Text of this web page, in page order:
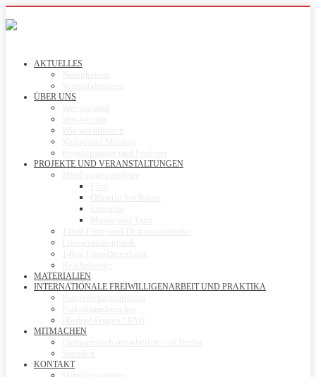
AKTUELLES
ÜBER UNS
PROJEKTE UND VERANSTALTUNGEN
MATERIALIEN
INTERNATIONALE FREIWILLIGENARBEIT UND PRAKTIKA
MITMACHEN
KONTAKT